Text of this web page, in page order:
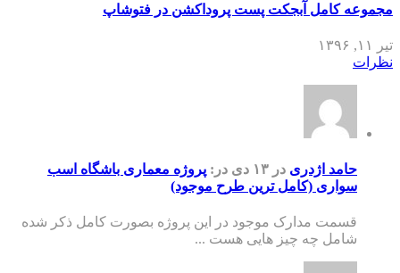
مجموعه کامل آبجکت پست پروداکشن در فتوشاپ
تیر ۱۱, ۱۳۹۶
نظرات
حامد اژدری در ۱۳ دی در: پروژه معماری باشگاه اسب
سواری (کامل ترین طرح موجود)
قسمت مدارک موجود در این پروژه بصورت کامل ذکر شده
شامل چه چیز هایی هست ...